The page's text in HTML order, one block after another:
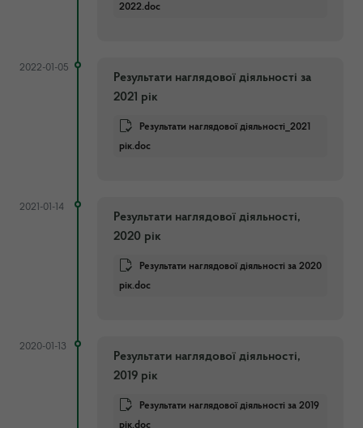
2022.doc
2022-01-05
Результати наглядової діяльності за
2021 рік
Результати наглядової діяльності_2021
рік.doc
2021-01-14
Результати наглядової діяльності,
2020 рік
Результати наглядової діяльності за 2020
рік.doc
2020-01-13
Результати наглядової діяльності,
2019 рік
Результати наглядової діяльності за 2019
рік.doc